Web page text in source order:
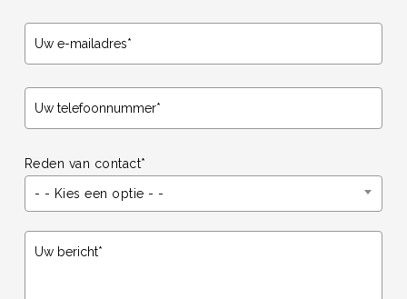
Reden van contact*
- - Kies een optie - -